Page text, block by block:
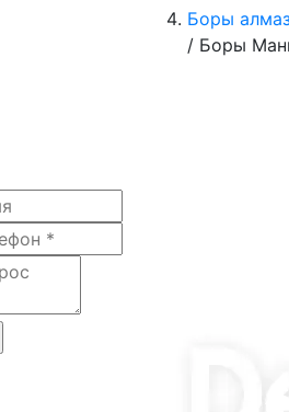
Боры
/ Боры